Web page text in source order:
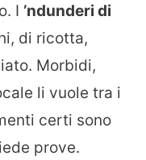
I ’ndunderi di
di ricotta,
Morbidi,
li vuole tra i
certi sono
prove.